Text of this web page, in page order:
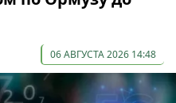
06 АВГУСТА 2026 14:48